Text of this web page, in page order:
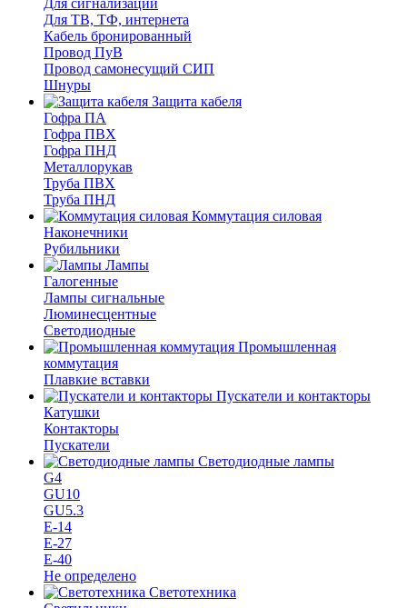
Для ТВ, ТФ, интернета
Кабель бронированный
Провод ПуВ
Провод самонесущий СИП
Шнуры
Защита кабеля
Гофра ПА
Гофра ПВХ
Гофра ПНД
Металлорукав
Труба ПВХ
Труба ПНД
Коммутация силовая
Наконечники
Рубильники
Лампы
Галогенные
Лампы сигнальные
Люминесцентные
Светодиодные
Промышленная
коммутация
Плавкие вставки
Пускатели и контакторы
Катушки
Контакторы
Пускатели
Светодиодные лампы
G4
GU10
GU5.3
Е-14
Е-27
Е-40
Не определено
Светотехника